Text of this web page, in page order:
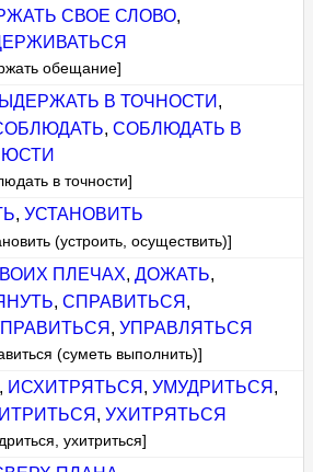
СВОЕ СЛОВО,
обещание]
В ТОЧНОСТИ ,
,СОБЛЮДАТЬ В
в точности]
, УСТАНОВИТЬ
(устроить, осуществить)]
ПЛЕЧАХ, ДОЖАТЬ,
,СПРАВИТЬСЯ ,
,УПРАВЛЯТЬСЯ
(суметь выполнить)]
, ИСХИТРЯТЬСЯ , УМУДРИТЬСЯ ,
,УХИТРЯТЬСЯ
ухитриться]